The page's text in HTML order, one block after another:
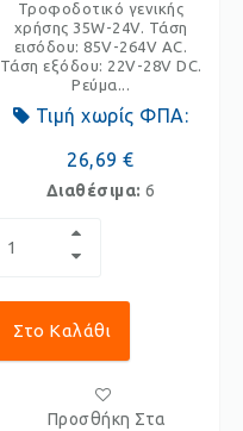
Τροφοδοτικό γενικής
χρήσης 35W-24V. Τάση
εισόδου: 85V-264V AC.
Τάση εξόδου: 22V-28V DC.
Ρεύμα...
Τιμή χωρίς ΦΠΑ:
26,69 €
Διαθέσιμα: 6
Στο Καλάθι
Προσθήκη Στα